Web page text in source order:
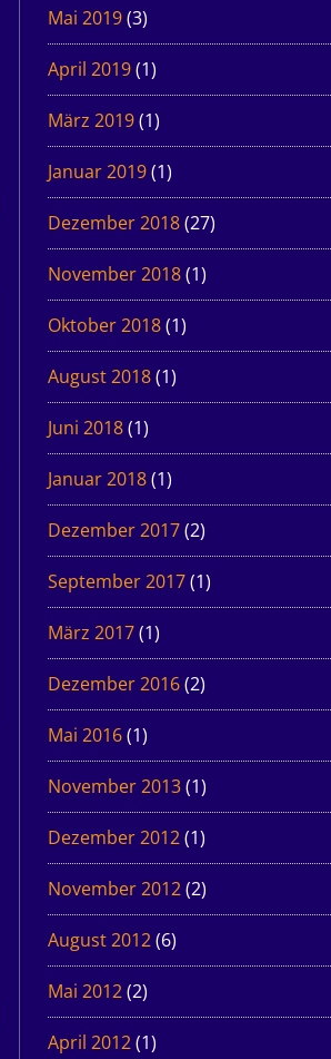
Mai 2019(3)
April 2019(1)
März 2019(1)
Januar 2019(1)
Dezember 2018(27)
November 2018(1)
Oktober 2018(1)
August 2018(1)
Juni 2018(1)
Januar 2018(1)
Dezember 2017(2)
September 2017(1)
März 2017(1)
Dezember 2016(2)
Mai 2016(1)
November 2013(1)
Dezember 2012(1)
November 2012(2)
August 2012(6)
Mai 2012(2)
April 2012(1)